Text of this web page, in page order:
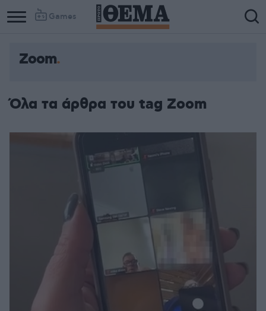
Games
Zoom
Όλα τα άρθρα του tag Zoom